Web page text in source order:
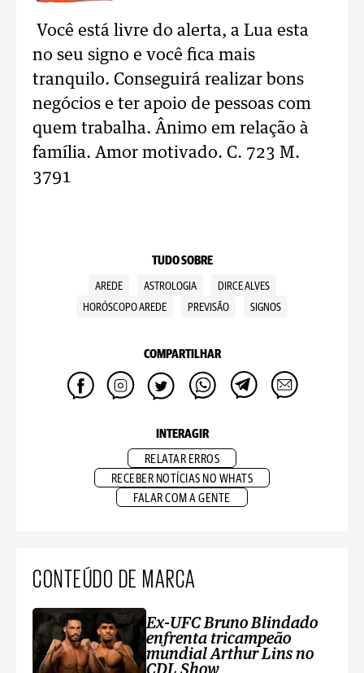
Você está livre do alerta, a Lua esta
no seu signo e você fica mais
tranquilo. Conseguirá realizar bons
negócios e ter apoio de pessoas com
quem trabalha. Ânimo em relação à
família. Amor motivado. C. 723 M.
3791
TUDO SOBRE
AREDE ASTROLOGIA
DIRCE ALVES
HORÓSCOPO AREDE
PREVISÃO SIGNOS
COMPARTILHAR
INTERAGIR
RELATAR ERROS
RECEBER NOTÍCIAS NO WHATS
FALAR COM A GENTE
CONTEÚDO DE MARCA
Ex-UFC Bruno Blindado
enfrenta tricampeão
mundial Arthur Lins no
CDL Show